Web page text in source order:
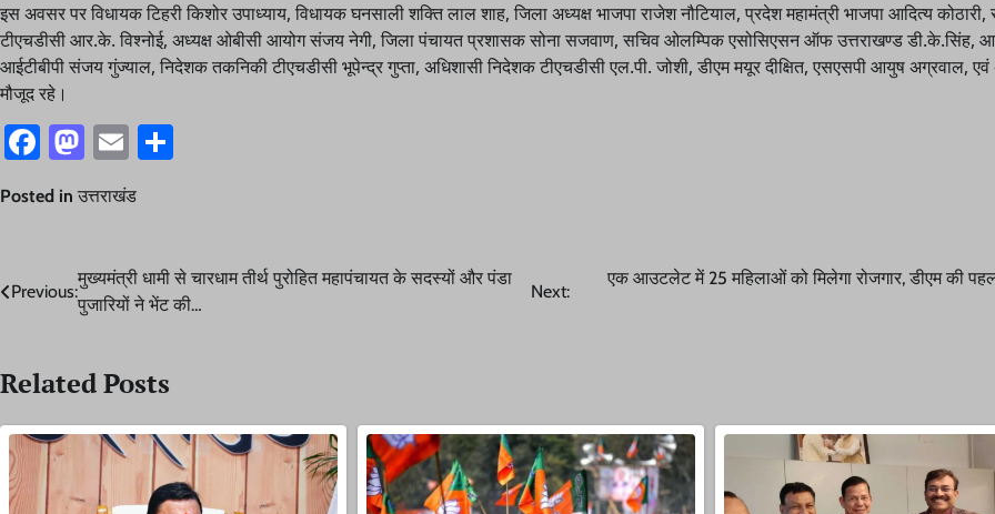
इस अवसर पर विधायक टिहरी किशोर उपाध्याय, विधायक घनसाली शक्ति लाल शाह, जिला अध्यक्ष भाजपा राजेश नौटियाल, प्रदेश महामंत्री भाजपा आदित्य कोठारी,
टीएचडीसी आर.के. विश्नोई, अध्यक्ष ओबीसी आयोग संजय नेगी, जिला पंचायत प्रशासक सोना सजवाण, सचिव ओलम्पिक एसोसिएसन ऑफ उत्तराखण्ड डी.के.सिंह,
आईटीबीपी संजय गुंज्याल, निदेशक तकनिकी टीएचडीसी भूपेन्द्र गुप्ता, अधिशासी निदेशक टीएचडीसी एल.पी. जोशी, डीएम मयूर दीक्षित, एसएसपी आयुष अग्रवाल,
मौजूद रहे।
Facebook
Mastodon
Email
Posted in उत्तराखंड
Post
navigation
Previous:
मुख्यमंत्री धामी से चारधाम तीर्थ पुरोहित महापंचायत के सदस्यों और पंडा
पुजारियों ने भेंट की…
Next:
एक आउटलेट में 25 महिलाओं को मिलेगा रोजगार, डीएम की
Related Posts